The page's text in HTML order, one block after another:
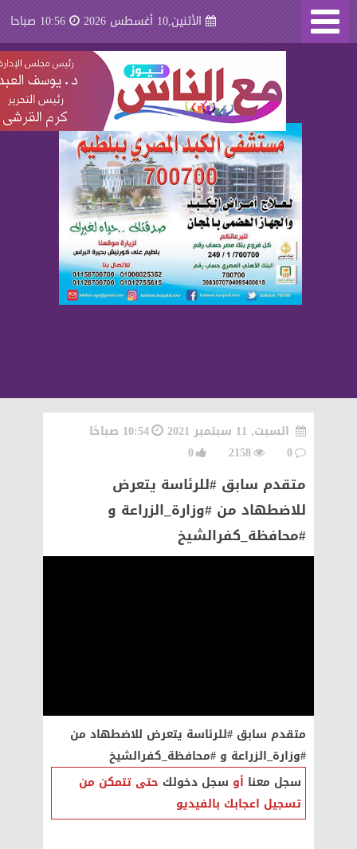
الأثنين,10 أغسطس 2026 10:56 صباحا
السبت, 11 سبتمبر 2021
10:54 صباحًا
0
2158
0
متقدم سابق #للرئاسة يتعرض
للاضطهاد من #وزارة_الزراعة و
#محافظة_كفرالشيخ
متقدم سابق #للرئاسة يتعرض للاضطهاد من
#وزارة_الزراعة و #محافظة_كفرالشيخ
سجل معنا أو سجل دخولك حتى تتمكن من
تسجيل اعجابك بالفيديو